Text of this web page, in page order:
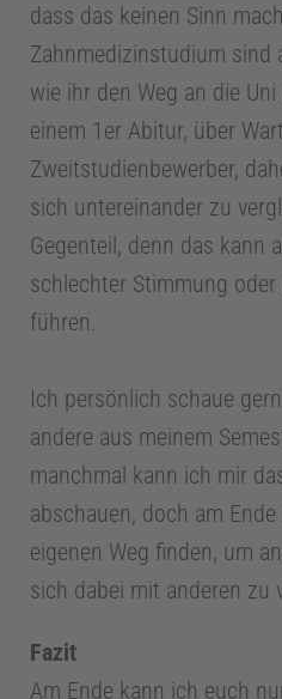
dass das keinen Sinn
Zahnmedizinstudium sind
wie ihr den Weg an die
einem 1er Abitur, über
Zweitstudienbewerber,
sich untereinander zu
Gegenteil, denn das kann
schlechter Stimmung
führen.
Ich persönlich schaue
andere aus meinem
manchmal kann ich mir
abschauen, doch am
eigenen Weg finden, um
sich dabei mit anderen zu
Fazit
Am Ende kann ich euch